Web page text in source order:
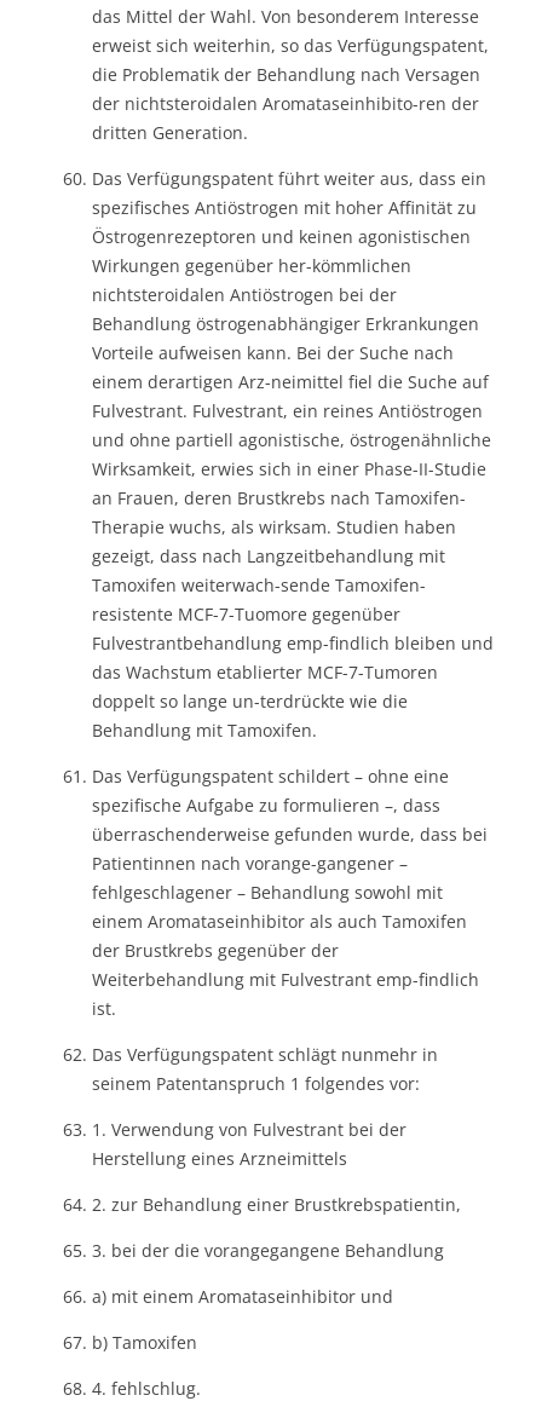
das Mittel der Wahl. Von besonderem Interesse
erweist sich weiterhin, so das Verfügungspatent,
die Problematik der Behandlung nach Versagen
der nichtsteroidalen Aromataseinhibito-ren der
dritten Generation.
Das Verfügungspatent führt weiter aus, dass ein
spezifisches Antiöstrogen mit hoher Affinität zu
Östrogenrezeptoren und keinen agonistischen
Wirkungen gegenüber her-kömmlichen
nichtsteroidalen Antiöstrogen bei der
Behandlung östrogenabhängiger Erkrankungen
Vorteile aufweisen kann. Bei der Suche nach
einem derartigen Arz-neimittel fiel die Suche auf
Fulvestrant. Fulvestrant, ein reines Antiöstrogen
und ohne partiell agonistische, östrogenähnliche
Wirksamkeit, erwies sich in einer Phase-II-Studie
an Frauen, deren Brustkrebs nach Tamoxifen-
Therapie wuchs, als wirksam. Studien haben
gezeigt, dass nach Langzeitbehandlung mit
Tamoxifen weiterwach-sende Tamoxifen-
resistente MCF-7-Tuomore gegenüber
Fulvestrantbehandlung emp-findlich bleiben und
das Wachstum etablierter MCF-7-Tumoren
doppelt so lange un-terdrückte wie die
Behandlung mit Tamoxifen.
Das Verfügungspatent schildert – ohne eine
spezifische Aufgabe zu formulieren –, dass
überraschenderweise gefunden wurde, dass bei
Patientinnen nach vorange-gangener –
fehlgeschlagener – Behandlung sowohl mit
einem Aromataseinhibitor als auch Tamoxifen
der Brustkrebs gegenüber der
Weiterbehandlung mit Fulvestrant emp-findlich
ist.
Das Verfügungspatent schlägt nunmehr in
seinem Patentanspruch 1 folgendes vor:
1. Verwendung von Fulvestrant bei der
Herstellung eines Arzneimittels
2. zur Behandlung einer Brustkrebspatientin,
3. bei der die vorangegangene Behandlung
a) mit einem Aromataseinhibitor und
b) Tamoxifen
4. fehlschlug.